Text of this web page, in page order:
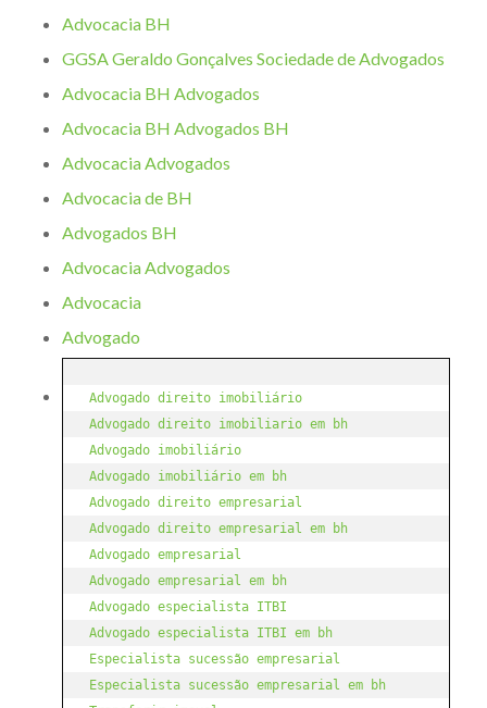
Advocacia BH
GGSA Geraldo Gonçalves Sociedade de Advogados
Advocacia BH Advogados
Advocacia BH Advogados BH
Advocacia Advogados
Advocacia de BH
Advogados BH
Advocacia Advogados
Advocacia
Advogado
Advogado direito imobiliário
Advogado direito imobiliario em bh
Advogado imobiliário
Advogado imobiliário em bh
Advogado direito empresarial
Advogado direito empresarial em bh
Advogado empresarial
Advogado empresarial em bh
Advogado especialista ITBI
Advogado especialista ITBI em bh
Especialista sucessão empresarial
Especialista sucessão empresarial em bh